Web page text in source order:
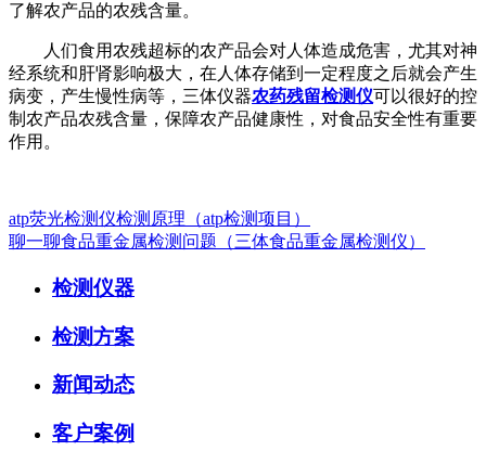
了解农产品的农残含量。
人们食用农残超标的农产品会对人体造成危害，尤其对神
经系统和肝肾影响极大，在人体存储到一定程度之后就会产生
病变，产生慢性病等，三体仪器农药残留检测仪可以很好的控
制农产品农残含量，保障农产品健康性，对食品安全性有重要
作用。
atp荧光检测仪检测原理（atp检测项目）
聊一聊食品重金属检测问题（三体食品重金属检测仪）
检测仪器
检测方案
新闻动态
客户案例